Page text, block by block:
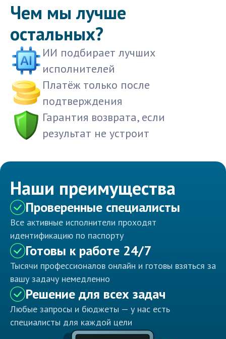
Чем мы лучше
остальных?
ИИ подбирает лучших
исполнителей
Платёж только после
подтверждения
Гарантия возврата, если
результат не устроит
Наши преимущества
Проверенные специалисты
Все активные исполнители проходят
идентификацию по паспорту
Готовы к работе 24/7
Тысячи профессионалов онлайн и готовы взяться за
вашу задачу немедленно
Решение для всех задач
Любые запросы и бюджеты — у нас есть
специалисты для каждой цели